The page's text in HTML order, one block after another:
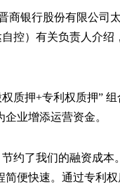
商银行股份有限公司
控）有关负责人介
权质押+专利权质押” 组
业增添运营资金。
约了我们的融资成
便快速。通过专利权